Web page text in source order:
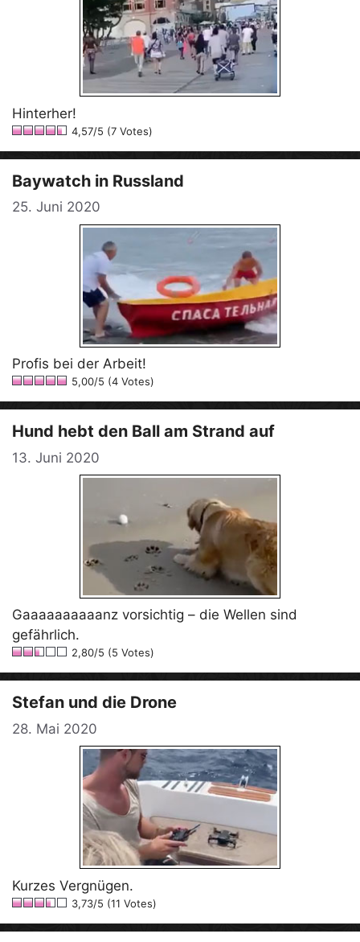
Hinterher!
4,57/5 (7 Votes)
Baywatch in Russland
25. Juni 2020
Profis bei der Arbeit!
5,00/5 (4 Votes)
Hund hebt den Ball am Strand auf
13. Juni 2020
Gaaaaaaaaaanz vorsichtig – die Wellen sind
gefährlich.
2,80/5 (5 Votes)
Stefan und die Drone
28. Mai 2020
Kurzes Vergnügen.
3,73/5 (11 Votes)